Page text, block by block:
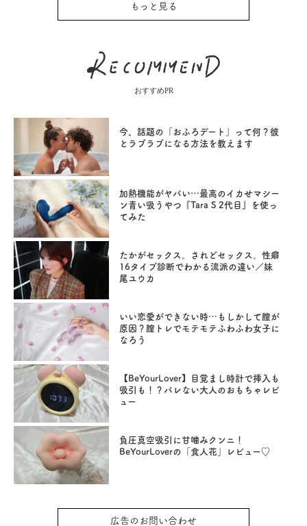
もっと見る
おすすめPR
今、話題の「おふろデート」って何？彼
とラブラブになる方法を教えます
加熱機能がヤバい…最高のイカせマシー
ン青い吸うやつ『Tara S 2代目』を使っ
てみた
たかがセックス。されどセックス。性癖
16タイプ診断でわかる流派の違い／妹
尾ユウカ
いい恋愛ができない時…もしかして膣が
原因？膣トレでモテモテふわふわ女子に
なろう
【BeYourLover】目覚まし時計で挿入も
吸引も！？バレない大人のおもちゃレビ
ュー
負圧真空吸引に甘噛みクンニ！
BeYourLoverの「食人花」レビュー♡
広告のお問い合わせ